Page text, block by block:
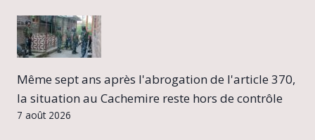
Même sept ans après l'abrogation de l'article 370,
la situation au Cachemire reste hors de contrôle
7 août 2026